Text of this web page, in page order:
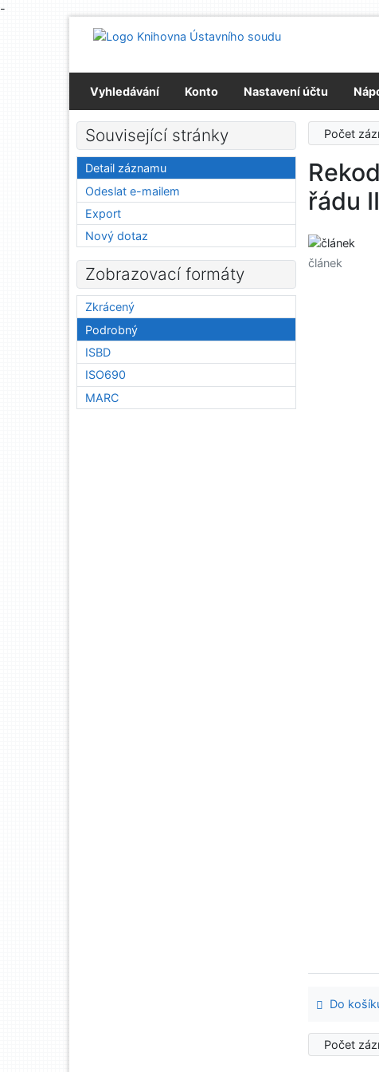
-
Přejít na menu
Vyhledávání Konto Nastavení účtu
Počet
řádu
článek
Do
Počet
Související stránky
Detail záznamu
Odeslat e-mailem
Export
Nový dotaz
Zobrazovací formáty
Zkrácený
Podrobný
ISBD
ISO690
MARC